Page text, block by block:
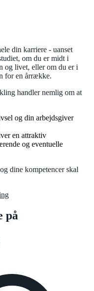
din karriere - uanset
om du er midt i
og livet, eller om du er i
for en årrække.
handler nemlig om at
og din arbejdsgiver
en attraktiv
og eventuelle
dine kompetencer skal
på